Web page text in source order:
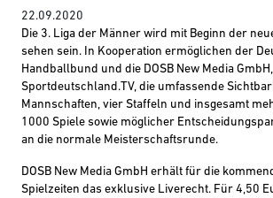
22.09.2020
Die 3. Liga der Männer wird mit Beginn der
sehen sein. In Kooperation ermöglichen der
Handballbund und die DOSB New Media
Sportdeutschland.TV, die umfassende
Mannschaften, vier Staffeln und insgesamt
1000 Spiele sowie möglicher
an die normale Meisterschaftsrunde.
DOSB New Media GmbH erhält für die
Spielzeiten das exklusive Liverecht. Für 4,50